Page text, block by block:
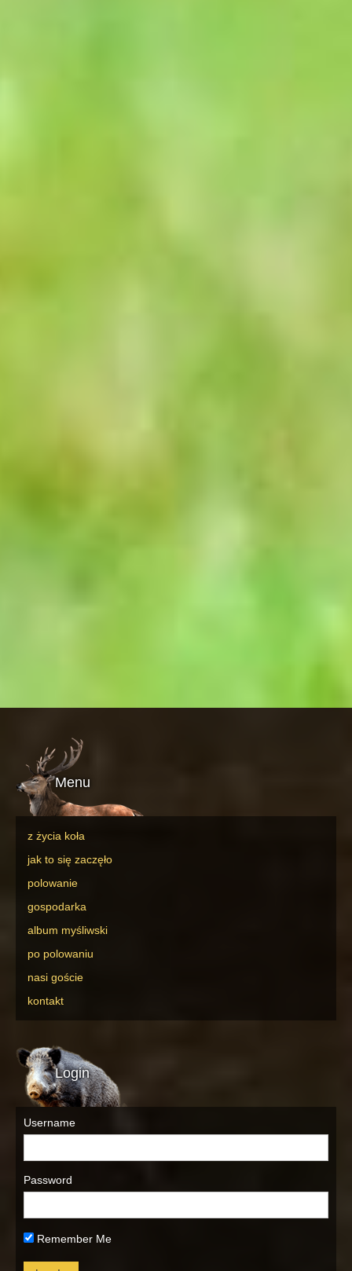
Menu
z życia koła
jak to się zaczęło
polowanie
gospodarka
album myśliwski
po polowaniu
nasi goście
kontakt
Login
Username
Password
Remember Me